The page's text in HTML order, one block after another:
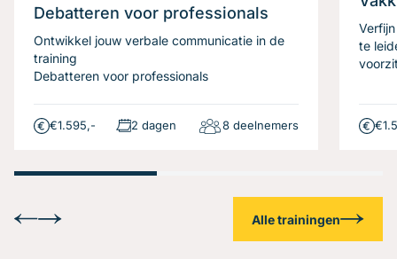
Debatteren voor professionals
Ontwikkel jouw verbale communicatie in de
training
Debatteren voor professionals
€1.595,- 2 dagen 8 deelnemers
te
Alle trainingen